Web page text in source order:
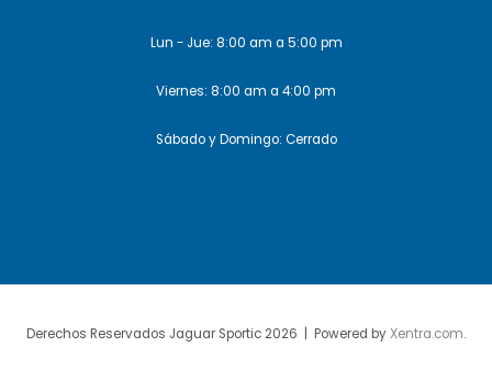
Lun - Jue: 8:00 am a 5:00 pm
Viernes: 8:00 am a 4:00 pm
Sábado y Domingo: Cerrado
Derechos Reservados Jaguar Sportic 2026 | Powered byXentra.com.